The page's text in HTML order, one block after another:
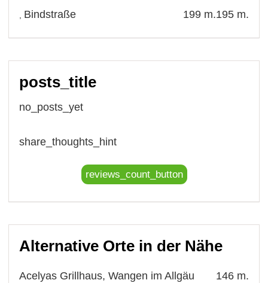
195 m.
Bindstraße 199 m.
posts_title
no_posts_yet
share_thoughts_hint
reviews_count_button
Alternative Orte in der Nähe
Acelyas Grillhaus, Wangen im Allgäu 146 m.